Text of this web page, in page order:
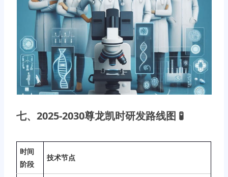
七、2025-2030尊龙凯时研发路线图 🧪
时间
阶段
技术节点